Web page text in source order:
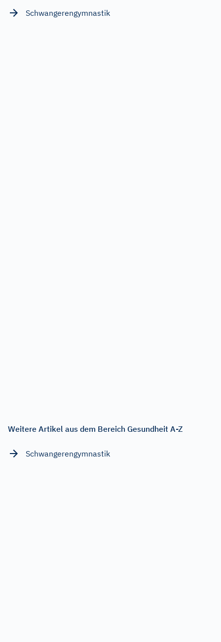
Schwangerengymnastik
Weitere Artikel aus dem Bereich Gesundheit A-Z
Schwangerengymnastik